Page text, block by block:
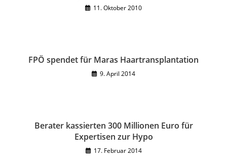
11. Oktober 2010
FPÖ spendet für Maras Haartransplantation
9. April 2014
Berater kassierten 300 Millionen Euro für
Expertisen zur Hypo
17. Februar 2014